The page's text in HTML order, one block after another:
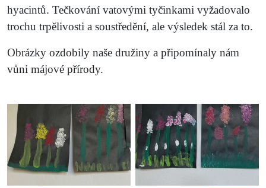
hyacintů. Tečkování vatovými tyčinkami vyžadovalo
trochu trpělivosti a soustředění, ale výsledek stál za to.
Obrázky ozdobily naše družiny a připomínaly nám
vůni májové přírody.